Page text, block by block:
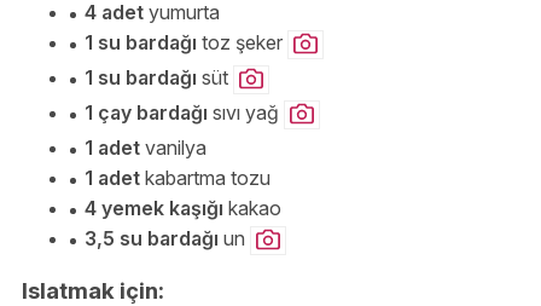
4 adet yumurta
1 su bardağı toz şeker
1 su bardağı süt
1 çay bardağı sıvı yağ
1 adet vanilya
1 adet kabartma tozu
4 yemek kaşığı kakao
3,5 su bardağı un
Islatmak için: